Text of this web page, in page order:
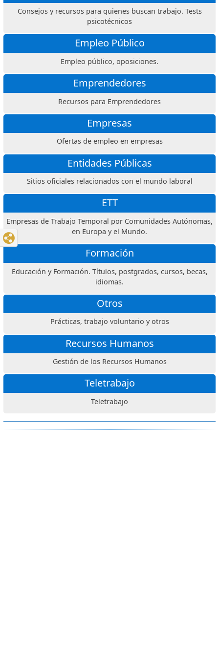
Consejos y recursos para quienes buscan trabajo. Tests
psicotécnicos
Empleo Público
Empleo público, oposiciones.
Emprendedores
Recursos para Emprendedores
Empresas
Ofertas de empleo en empresas
Entidades Públicas
Sitios oficiales relacionados con el mundo laboral
ETT
Empresas de Trabajo Temporal por Comunidades Autónomas,
en Europa y el Mundo.
Formación
Educación y Formación. Títulos, postgrados, cursos, becas,
idiomas.
Otros
Prácticas, trabajo voluntario y otros
Recursos Humanos
Gestión de los Recursos Humanos
Teletrabajo
Teletrabajo